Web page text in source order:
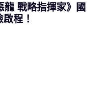
龍 戰略指揮家》國
程！